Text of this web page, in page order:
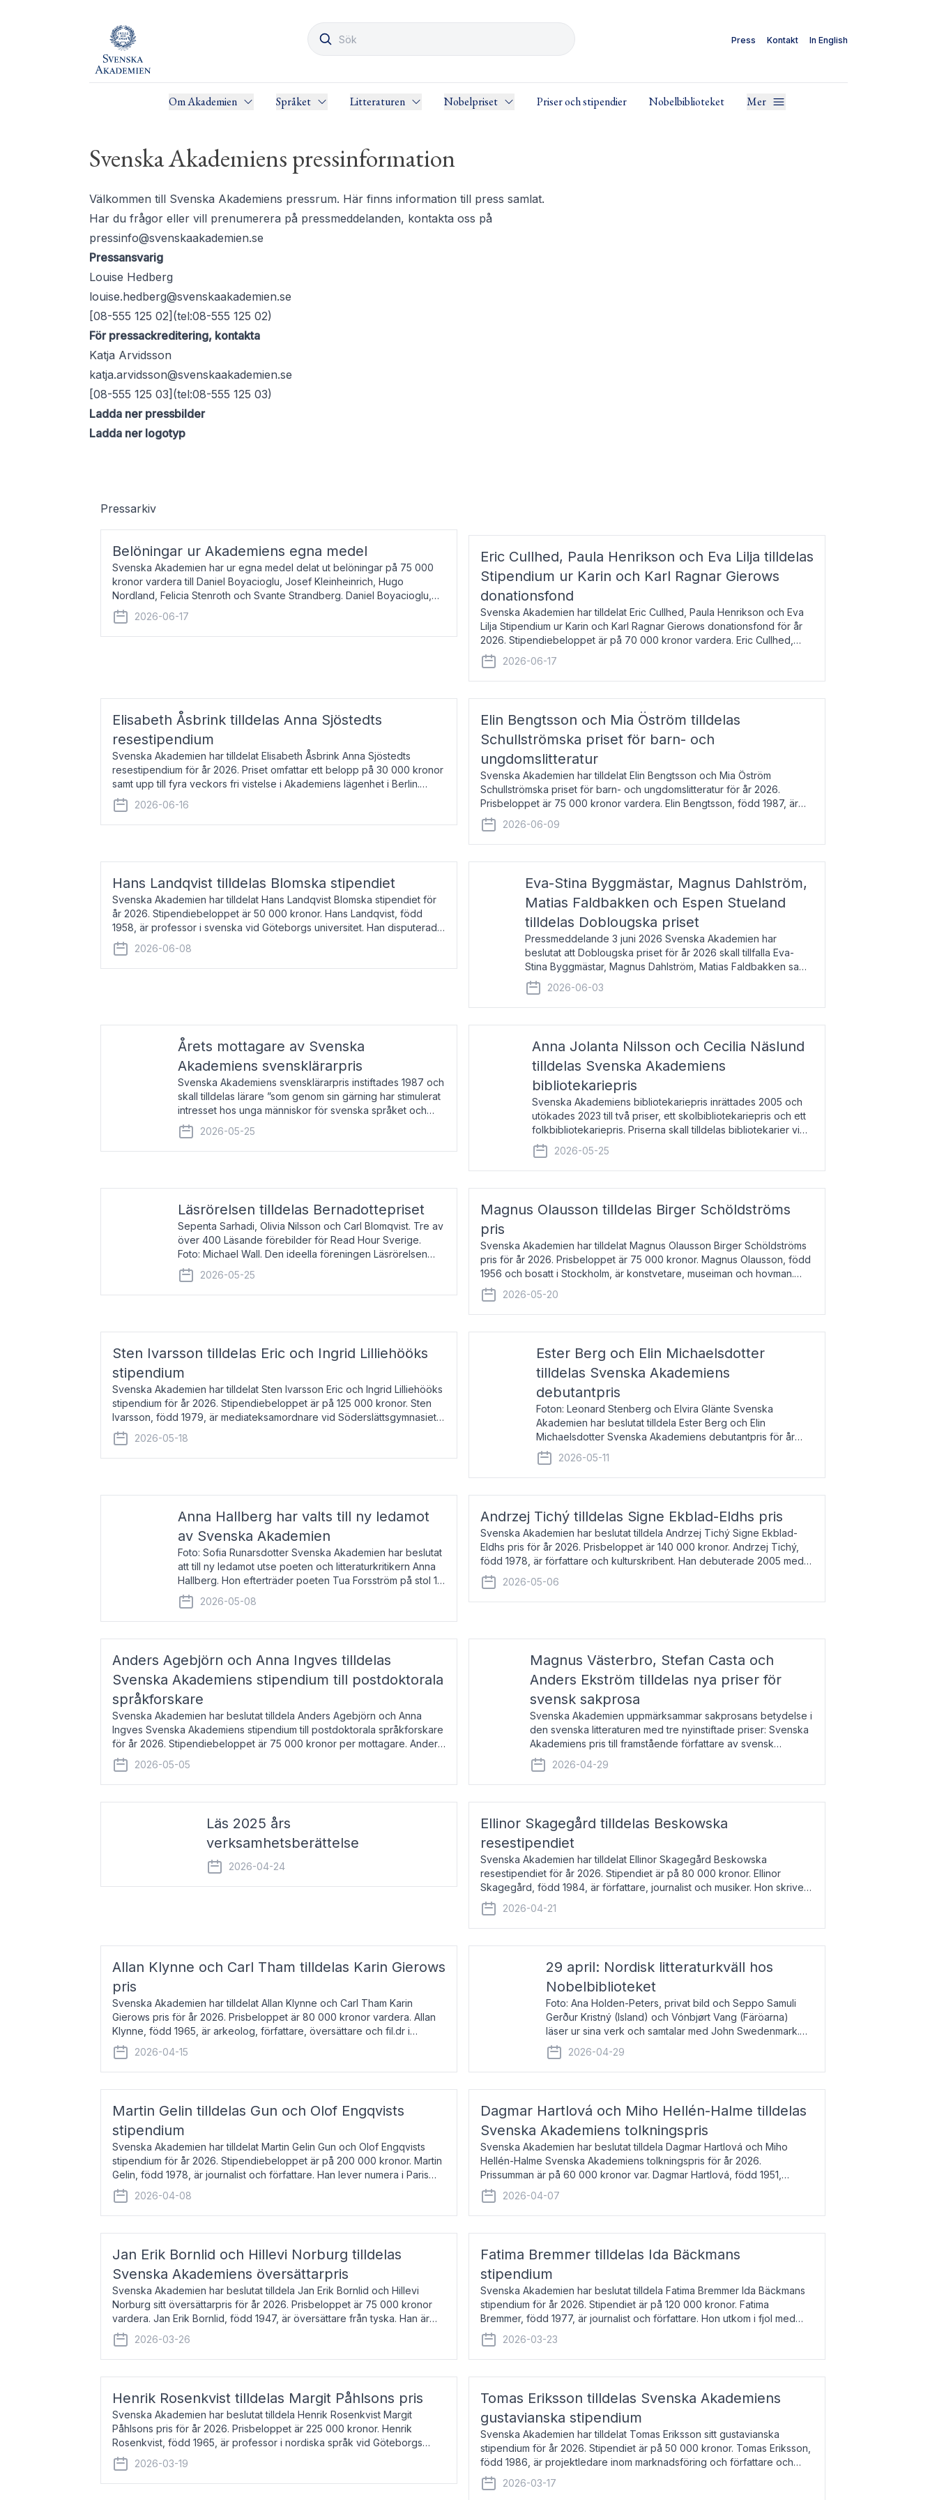
Press Kontakt In English
Om Akademien Språket Litteraturen Nobelpriset Priser och stipendier Nobelbiblioteket Mer
Svenska Akademiens pressinformation
Välkommen till Svenska Akademiens pressrum. Här finns information till press samlat.
Har du frågor eller vill prenumerera på pressmeddelanden, kontakta oss på
pressinfo@svenskaakademien.se
Pressansvarig
Louise Hedberg
louise.hedberg@svenskaakademien.se
[08-555 125 02](tel:08-555 125 02)
För pressackreditering, kontakta
Katja Arvidsson
katja.arvidsson@svenskaakademien.se
[08-555 125 03](tel:08-555 125 03)
Ladda ner pressbilder
Ladda ner logotyp
Pressarkiv
Belöningar ur Akademiens egna medel
Svenska Akademien har ur egna medel delat ut belöningar på 75 000
kronor vardera till Daniel Boyacioglu, Josef Kleinheinrich, Hugo
Nordland, Felicia Stenroth och Svante Strandberg. Daniel Boyacioglu,
född 1981, är poet och scenartist. Josef
2026-06-17
Eric Cullhed, Paula Henrikson och Eva Lilja tilldelas
Stipendium ur Karin och Karl Ragnar Gierows
donationsfond
Svenska Akademien har tilldelat Eric Cullhed, Paula Henrikson och Eva
Lilja Stipendium ur Karin och Karl Ragnar Gierows donationsfond för år
2026. Stipendiebeloppet är på 70 000 kronor vardera. Eric Cullhed,
född 1985, är professor i grekis
2026-06-17
Elisabeth Åsbrink tilldelas Anna Sjöstedts
resestipendium
Svenska Akademien har tilldelat Elisabeth Åsbrink Anna Sjöstedts
resestipendium för år 2026. Priset omfattar ett belopp på 30 000 kronor
samt upp till fyra veckors fri vistelse i Akademiens lägenhet i Berlin.
Elisabeth Åsbrink, född 1965 oc
2026-06-16
Elin Bengtsson och Mia Öström tilldelas
Schullströmska priset för barn- och
ungdomslitteratur
Svenska Akademien har tilldelat Elin Bengtsson och Mia Öström
Schullströmska priset för barn- och ungdomslitteratur för år 2026.
Prisbeloppet är 75 000 kronor vardera. Elin Bengtsson, född 1987, är
författare och forskare i genusvetenskap.
2026-06-09
Hans Landqvist tilldelas Blomska stipendiet
Svenska Akademien har tilldelat Hans Landqvist Blomska stipendiet för
år 2026. Stipendiebeloppet är 50 000 kronor. Hans Landqvist, född
1958, är professor i svenska vid Göteborgs universitet. Han disputerade
år 2000 på avhandlingen Författn
2026-06-08
Eva-Stina Byggmästar, Magnus Dahlström,
Matias Faldbakken och Espen Stueland
tilldelas Doblougska priset
Pressmeddelande 3 juni 2026 Svenska Akademien har
beslutat att Doblougska priset för år 2026 skall tillfalla Eva-
Stina Byggmästar, Magnus Dahlström, Matias Faldbakken samt
Espen Stueland. Prisbeloppet är 200 000 svenska kronor per
mottagare
2026-06-03
Årets mottagare av Svenska
Akademiens svensklärarpris
Svenska Akademiens svensklärarpris instiftades 1987 och
skall tilldelas lärare ”som genom sin gärning har stimulerat
intresset hos unga människor för svenska språket och
litteraturen”. Prisutdelning och samtal med pristagarna
äger rum under
2026-05-25
Anna Jolanta Nilsson och Cecilia Näslund
tilldelas Svenska Akademiens
bibliotekariepris
Svenska Akademiens bibliotekariepris inrättades 2005 och
utökades 2023 till två priser, ett skolbibliotekariepris och ett
folkbibliotekariepris. Priserna skall tilldelas bibliotekarier vid
svenska folk- och skolbibliotek som gjort värdefull
2026-05-25
Läsrörelsen tilldelas Bernadottepriset
Sepenta Sarhadi, Olivia Nilsson och Carl Blomqvist. Tre av
över 400 Läsande förebilder för Read Hour Sverige.
Foto: Michael Wall. Den ideella föreningen Läsrörelsen
tilldelas Bernadottepriset 2026 för att den under ett kvarts
sekel gjort re
2026-05-25
Magnus Olausson tilldelas Birger Schöldströms
pris
Svenska Akademien har tilldelat Magnus Olausson Birger Schöldströms
pris för år 2026. Prisbeloppet är 75 000 kronor. Magnus Olausson, född
1956 och bosatt i Stockholm, är konstvetare, museiman och hovman.
Han disputerade 1993 vid Uppsala un
2026-05-20
Sten Ivarsson tilldelas Eric och Ingrid Lilliehööks
stipendium
Svenska Akademien har tilldelat Sten Ivarsson Eric och Ingrid Lilliehööks
stipendium för år 2026. Stipendiebeloppet är på 125 000 kronor. Sten
Ivarsson, född 1979, är mediateksamordnare vid Söderslättsgymnasiet i
Trelleborg. Här har han på
2026-05-18
Ester Berg och Elin Michaelsdotter
tilldelas Svenska Akademiens
debutantpris
Foton: Leonard Stenberg och Elvira Glänte Svenska
Akademien har beslutat tilldela Ester Berg och Elin
Michaelsdotter Svenska Akademiens debutantpris för år
2026. Priset är nyinstiftat och syftar till att lyfta fram
intressanta och löftesrik
2026-05-11
Anna Hallberg har valts till ny ledamot
av Svenska Akademien
Foto: Sofia Runarsdotter Svenska Akademien har beslutat
att till ny ledamot utse poeten och litteraturkritikern Anna
Hallberg. Hon efterträder poeten Tua Forsström på stol 18
och kommer att ta sitt inträde vid Akademiens
högtidssammankomst
2026-05-08
Andrzej Tichý tilldelas Signe Ekblad-Eldhs pris
Svenska Akademien har beslutat tilldela Andrzej Tichý Signe Ekblad-
Eldhs pris för år 2026. Prisbeloppet är 140 000 kronor. Andrzej Tichý,
född 1978, är författare och kulturskribent. Han debuterade 2005 med
den lovordade romanen Sex liter l
2026-05-06
Anders Agebjörn och Anna Ingves tilldelas
Svenska Akademiens stipendium till postdoktorala
språkforskare
Svenska Akademien har beslutat tilldela Anders Agebjörn och Anna
Ingves Svenska Akademiens stipendium till postdoktorala språkforskare
för år 2026. Stipendiebeloppet är 75 000 kronor per mottagare. Anders
Agebjörn, född 1984, är universitet
2026-05-05
Magnus Västerbro, Stefan Casta och
Anders Ekström tilldelas nya priser för
svensk sakprosa
Svenska Akademien uppmärksammar sakprosans betydelse i
den svenska litteraturen med tre nyinstiftade priser: Svenska
Akademiens pris till framstående författare av svensk
sakprosa som i år går till Magnus Västerbro, Svenska
Akademiens pris
2026-04-29
Läs 2025 års
verksamhetsberättelse
2026-04-24
Ellinor Skagegård tilldelas Beskowska
resestipendiet
Svenska Akademien har tilldelat Ellinor Skagegård Beskowska
resestipendiet för år 2026. Stipendiet är på 80 000 kronor. Ellinor
Skagegård, född 1984, är författare, journalist och musiker. Hon skriver
återkommande för Svenska Dagbladet, Ups
2026-04-21
Allan Klynne och Carl Tham tilldelas Karin Gierows
pris
Svenska Akademien har tilldelat Allan Klynne och Carl Tham Karin
Gierows pris för år 2026. Prisbeloppet är 80 000 kronor vardera. Allan
Klynne, född 1965, är arkeolog, författare, översättare och fil.dr i
antikens kultur och samhällsliv. Ut
2026-04-15
29 april: Nordisk litteraturkväll hos
Nobelbiblioteket
Foto: Ana Holden-Peters, privat bild och Seppo Samuli
Gerður Kristný (Island) och Vónbjørt Vang (Färöarna)
läser ur sina verk och samtalar med John Swedenmark.
De läser upp på färöiska, isländska och svenska och talar
om språk och poesi – o
2026-04-29
Martin Gelin tilldelas Gun och Olof Engqvists
stipendium
Svenska Akademien har tilldelat Martin Gelin Gun och Olof Engqvists
stipendium för år 2026. Stipendiebeloppet är på 200 000 kronor. Martin
Gelin, född 1978, är journalist och författare. Han lever numera i Paris
men var under många år bosat
2026-04-08
Dagmar Hartlová och Miho Hellén-Halme tilldelas
Svenska Akademiens tolkningspris
Svenska Akademien har beslutat tilldela Dagmar Hartlová och Miho
Hellén-Halme Svenska Akademiens tolkningspris för år 2026.
Prissumman är på 60 000 kronor var. Dagmar Hartlová, född 1951,
översätter huvudsakligen från svenska till tjeckiska
2026-04-07
Jan Erik Bornlid och Hillevi Norburg tilldelas
Svenska Akademiens översättarpris
Svenska Akademien har beslutat tilldela Jan Erik Bornlid och Hillevi
Norburg sitt översättarpris för år 2026. Prisbeloppet är 75 000 kronor
vardera. Jan Erik Bornlid, född 1947, är översättare från tyska. Han är
främst känd för sina översät
2026-03-26
Fatima Bremmer tilldelas Ida Bäckmans
stipendium
Svenska Akademien har beslutat tilldela Fatima Bremmer Ida Bäckmans
stipendium för år 2026. Stipendiet är på 120 000 kronor. Fatima
Bremmer, född 1977, är journalist och författare. Hon utkom i fjol med
boken Ligan. Klarakvarterens blodsyst
2026-03-23
Henrik Rosenkvist tilldelas Margit Påhlsons pris
Svenska Akademien har beslutat tilldela Henrik Rosenkvist Margit
Påhlsons pris för år 2026. Prisbeloppet är 225 000 kronor. Henrik
Rosenkvist, född 1965, är professor i nordiska språk vid Göteborgs
universitet. Han disputerade 2004 på avhan
2026-03-19
Tomas Eriksson tilldelas Svenska Akademiens
gustavianska stipendium
Svenska Akademien har tilldelat Tomas Eriksson sitt gustavianska
stipendium för år 2026. Stipendiet är på 50 000 kronor. Tomas Eriksson,
född 1986, är projektledare inom marknadsföring och författare och
utkom i fjol med boken Syndabocken.
2026-03-17